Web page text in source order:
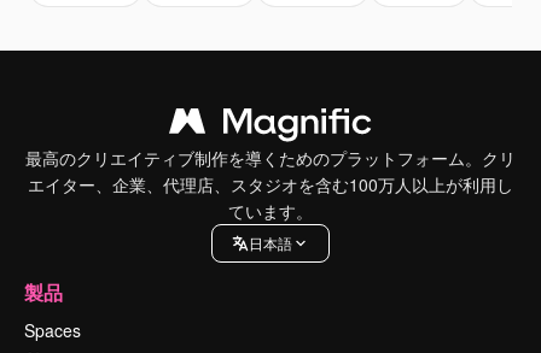
最高のクリエイティブ制作を導くためのプラットフォーム。クリ
エイター、企業、代理店、スタジオを含む100万人以上が利用し
ています。
日本語
製品
Spaces